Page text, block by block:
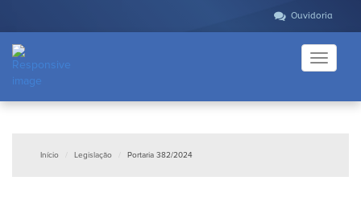
Ouvidoria
Toggle
Início Legislação Portaria 382/2024